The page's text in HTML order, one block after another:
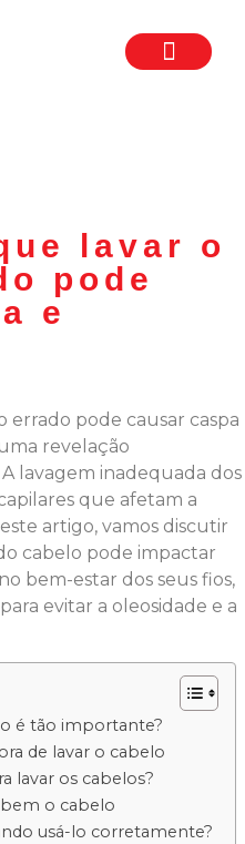
lavar o
pode
e
errado pode causar caspa
revelação
lavagem inadequada dos
que afetam a
artigo, vamos discutir
cabelo pode impactar
bem-estar dos seus fios,
evitar a oleosidade e a
é tão importante?
de lavar o cabelo
lavar os cabelos?
o cabelo
usá-lo corretamente?